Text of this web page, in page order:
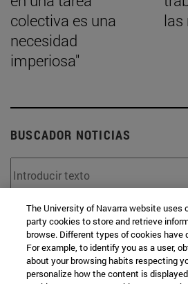
colectiva es una
necesidad
imperiosa"
las
BUSCADOR NOTICIAS
Desde
The University of Navarra website uses
party cookies to store and retrieve
browse. Different types of cookies have
For example, to identify you as a user,
about your browsing habits respecting
personalize how the content is